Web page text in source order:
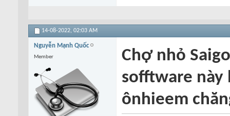
14-08-2022, 02:03 AM
Nguyễn Mạnh Quốc
Member
Chợ nhỏ
sofftware này
ônhieem